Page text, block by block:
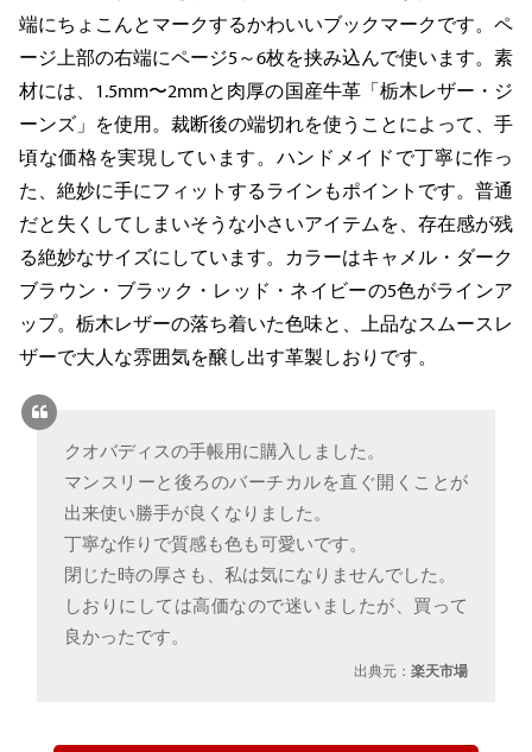
端にちょこんとマークするかわいいブックマークです。ペ
ージ上部の右端にページ5～6枚を挟み込んで使います。素
材には、1.5mm〜2mmと肉厚の国産牛革「栃木レザー・ジ
ーンズ」を使用。裁断後の端切れを使うことによって、手
頃な価格を実現しています。ハンドメイドで丁寧に作っ
た、絶妙に手にフィットするラインもポイントです。普通
だと失くしてしまいそうな小さいアイテムを、存在感が残
る絶妙なサイズにしています。カラーはキャメル・ダーク
ブラウン・ブラック・レッド・ネイビーの5色がラインア
ップ。栃木レザーの落ち着いた色味と、上品なスムースレ
ザーで大人な雰囲気を醸し出す革製しおりです。
クオバディスの手帳用に購入しました。
マンスリーと後ろのバーチカルを直ぐ開くことが
出来使い勝手が良くなりました。
丁寧な作りで質感も色も可愛いです。
閉じた時の厚さも、私は気になりませんでした。
しおりにしては高価なので迷いましたが、買って
良かったです。
出典元：楽天市場